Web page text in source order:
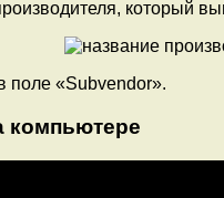
который
поле «Subvendor».
компьютере